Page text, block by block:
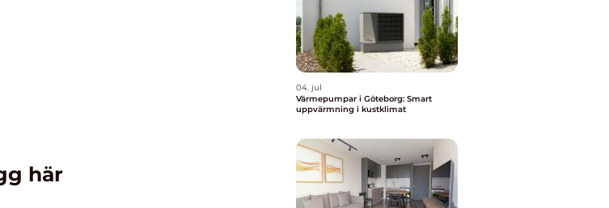
här
04. jul
Värmepumpar i Göteborg: Smart
uppvärmning i kustklimat